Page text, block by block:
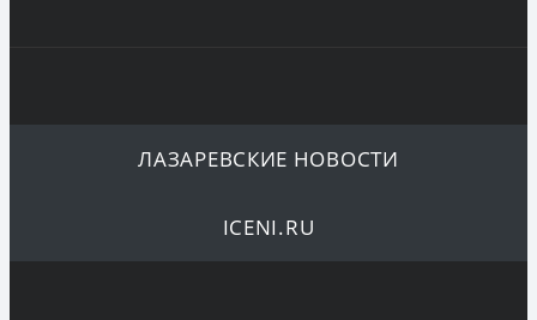
ЛАЗАРЕВСКИЕ НОВОСТИ
ICENI.RU